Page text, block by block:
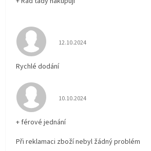
Hodnocení obchodu je 5 z 5
12.10.2024
Rychlé dodání
Hodnocení obchodu je 5 z 5
10.10.2024
+ férové jednání
Při reklamaci zboží nebyl žádný problém